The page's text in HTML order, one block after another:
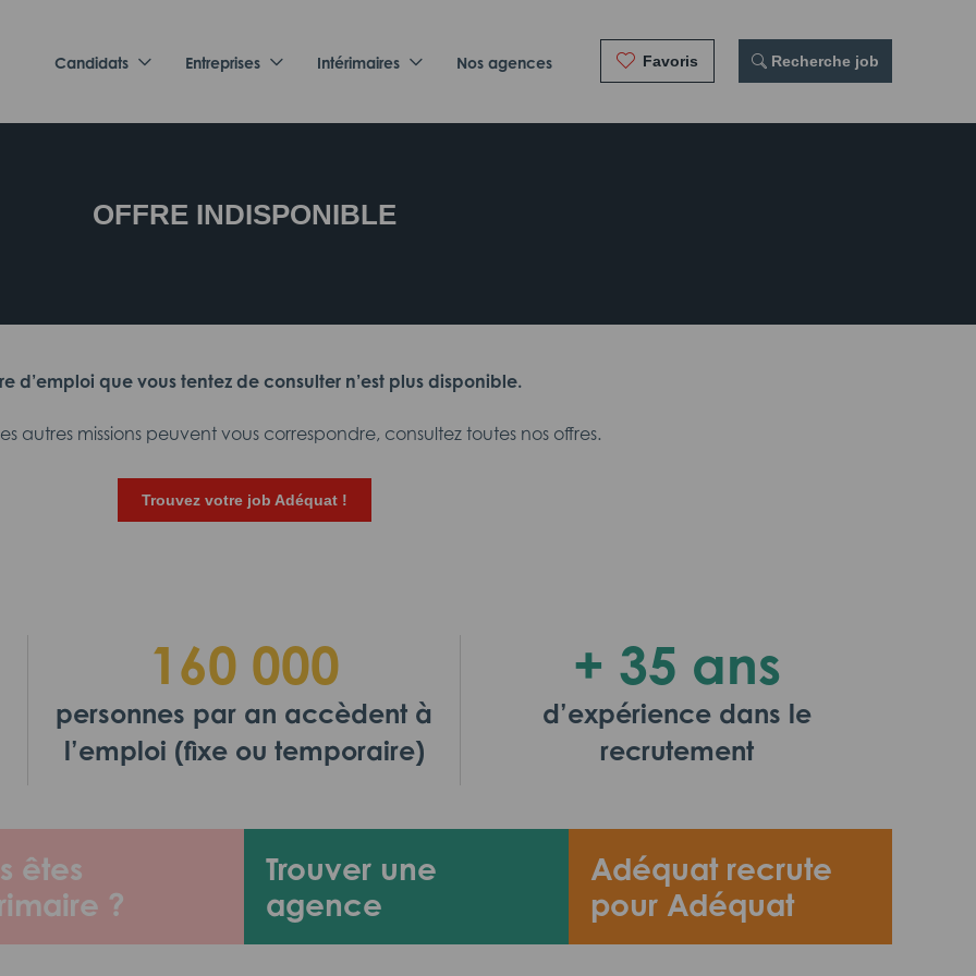
Candidats Entreprises Intérimaires Nos agences Favoris Recherche job
OFFRE INDISPONIBLE
d’emploi que vous tentez de consulter n’est plus disponible.
autres missions peuvent vous correspondre, consultez toutes nos offres.
Trouvez votre job Adéquat !
êtes
?
Trouver une
agence
Adéquat recrute
pour Adéquat
160 000
personnes par an accèdent à
l’emploi (fixe ou temporaire)
+ 35 ans
d’expérience dans le
recrutement